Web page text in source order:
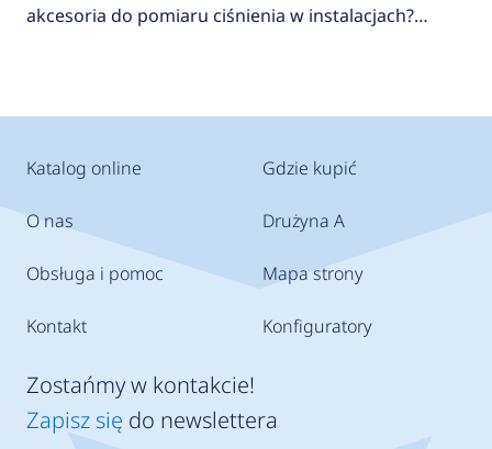
akcesoria do pomiaru ciśnienia w instalacjach?
Katalog online
O nas
Obsługa i pomoc
Kontakt
Gdzie kupić
Drużyna A
Mapa strony
Konfiguratory
Zostańmy w kontakcie!
Zapisz się do newslettera